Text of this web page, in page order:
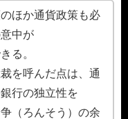
ほか通貨政策も必
中が
る。
を呼んだ点は、通
行の独立性を
（ろんそう）の余